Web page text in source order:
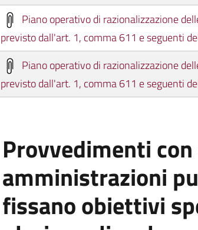
Piano operativo di razionalizzazione
previsto dall'art. 1, comma 611 e seguenti
Piano operativo di razionalizzazione
previsto dall'art. 1, comma 611 e seguenti
Provvedimenti
amministrazioni
fissano obiettivi